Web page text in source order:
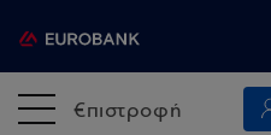
€πιστροφή